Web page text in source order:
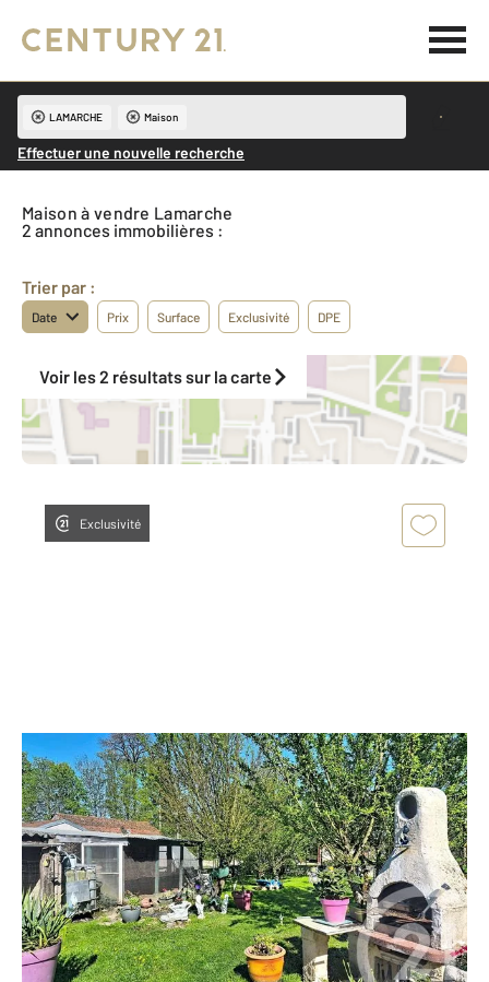
LAMARCHE Maison
Effectuer une nouvelle recherche
Maison à vendre Lamarche
2 annonces immobilières :
Trier par :
Date Prix Surface Exclusivité DPE
Voir les 2 résultats sur la carte
Exclusivité
LAMARCHE 88
112 m2, 5 pièces
Ref : 5611
Maison à vendre
72 000 €
Visiter le site dédié
Votre agence Century 21 Les Portes d'Or Immobilier à